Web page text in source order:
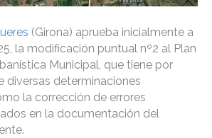
(Girona) aprueba inicialmente a
la modificación puntual nº2 al Plan
Municipal, que tiene por
diversas determinaciones
la corrección de errores
en la documentación del